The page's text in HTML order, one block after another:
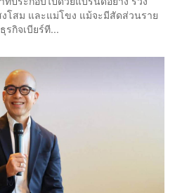
โสม และแม่โขง แม้จะมีสัดส่วนราย
รกิจเบียร์ที...